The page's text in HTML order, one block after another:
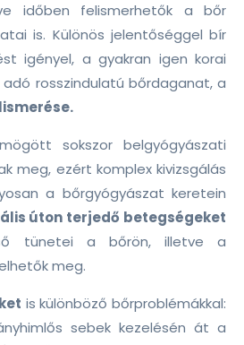
időben felismerhetők a bőr
is. Különös jelentőséggel bír
igényel, a gyakran igen korai
rosszindulatú bőrdaganat, a
sokszor belgyógyászati
meg, ezért komplex kivizsgálás
a bőrgyógyászat keretein
úton terjedő betegségeket
tünetei a bőrön, illetve a
meg.
is különböző bőrproblémákkal:
sebek kezelésén át a